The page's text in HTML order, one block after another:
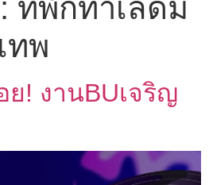
ที่พักทำเลดีม
ทพ
ย! งานBUเจริญ